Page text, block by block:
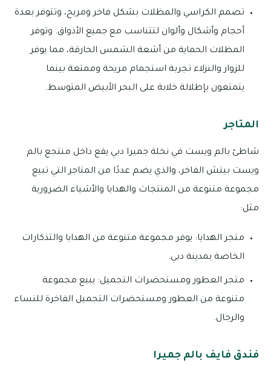
تصمم الكراسي والمظلات بشكل فاخر ومريح، وتتوفر بعدة
أحجام وأشكال وألوان لتتناسب مع جميع الأذواق. وتوفر
المظلات الحماية من أشعة الشمس الحارقة، مما يوفر
للزوار والنزلاء تجربة استجمام مريحة وممتعة بينما
يتمتعون بإطلالة خلابة على البحر الأبيض المتوسط.
المتاجر
شاطئ بالم ويست في نخلة جميرا دبي يقع داخل منتجع بالم
ويست بيتش الفاخر، والذي يضم عددًا من المتاجر التي تبيع
مجموعة متنوعة من المنتجات والهدايا والأشياء الضرورية
مثل:
متجر الهدايا: يوفر مجموعة متنوعة من الهدايا والتذكارات
الخاصة بمدينة دبي.
متجر العطور ومستحضرات التجميل: يبيع مجموعة
متنوعة من العطور ومستحضرات التجميل الفاخرة للنساء
والرجال.
فندق فايف بالم جميرا